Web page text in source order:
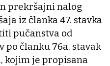
prekršajni nalog
iz članka 47. stavka
pučanstva od
po članku 76a. stavak
kojim je propisana